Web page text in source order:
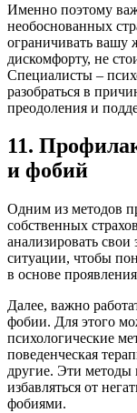
Именно поэтому
необоснованных
ограничивать вашу
дискомфорту, не
Специалисты –
разобраться в
преодоления и
11.
и фобий
Одним из методов
собственных
анализировать
ситуации, чтобы
в основе
Далее, важно
фобии. Для этого
психологические
поведенческая
другие. Эти методы
избавляться от
фобиями.